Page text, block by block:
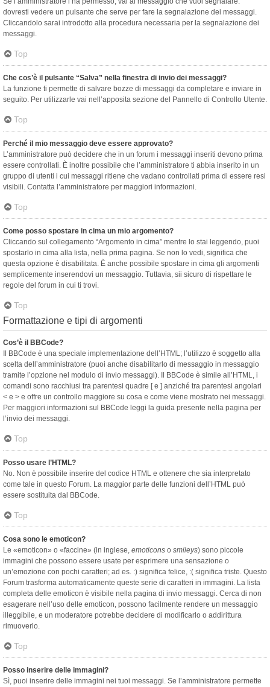
dovresti vedere un pulsante che serve per fare la segnalazione dei messaggi.
Cliccandolo sarai introdotto alla procedura necessaria per la segnalazione dei
messaggi.
Top
Che cos’è il pulsante “Salva” nella finestra di invio dei messaggi?
La funzione ti permette di salvare bozze di messaggi da completare e inviare in
seguito. Per utilizzarle vai nell’apposita sezione del Pannello di Controllo Utente.
Top
Perché il mio messaggio deve essere approvato?
L’amministratore può decidere che in un forum i messaggi inseriti devono prima
essere controllati. È inoltre possibile che l’amministratore ti abbia inserito in un
gruppo di utenti i cui messaggi ritiene che vadano controllati prima di essere resi
visibili. Contatta l’amministratore per maggiori informazioni.
Top
Come posso spostare in cima un mio argomento?
Cliccando sul collegamento “Argomento in cima” mentre lo stai leggendo, puoi
spostarlo in cima alla lista, nella prima pagina. Se non lo vedi, significa che
questa opzione è disabilitata. È anche possibile spostare in cima gli argomenti
semplicemente inserendovi un messaggio. Tuttavia, sii sicuro di rispettare le
regole del forum in cui ti trovi.
Top
Formattazione e tipi di argomenti
Cos’è il BBCode?
Il BBCode è una speciale implementazione dell’HTML; l’utilizzo è soggetto alla
scelta dell’amministratore (puoi anche disabilitarlo di messaggio in messaggio
tramite l’opzione nel modulo di invio messaggi). Il BBCode è simile all’HTML, i
comandi sono racchiusi tra parentesi quadre [ e ] anziché tra parentesi angolari
< e > e offre un controllo maggiore su cosa e come viene mostrato nei messaggi.
Per maggiori informazioni sul BBCode leggi la guida presente nella pagina per
l’invio dei messaggi.
Top
Posso usare l’HTML?
No. Non è possibile inserire del codice HTML e ottenere che sia interpretato
come tale in questo Forum. La maggior parte delle funzioni dell’HTML può
essere sostituita dal BBCode.
Top
Cosa sono le emoticon?
Le «emoticon» o «faccine» (in inglese, emoticons o smileys) sono piccole
immagini che possono essere usate per esprimere una sensazione o
un’emozione con pochi caratteri; ad es. :) significa felice, :( significa triste. Questo
Forum trasforma automaticamente queste serie di caratteri in immagini. La lista
completa delle emoticon è visibile nella pagina di invio messaggi. Cerca di non
esagerare nell’uso delle emoticon, possono facilmente rendere un messaggio
illeggibile, e un moderatore potrebbe decidere di modificarlo o addirittura
rimuoverlo.
Top
Posso inserire delle immagini?
Sì, puoi inserire delle immagini nei tuoi messaggi. Se l’amministratore permette